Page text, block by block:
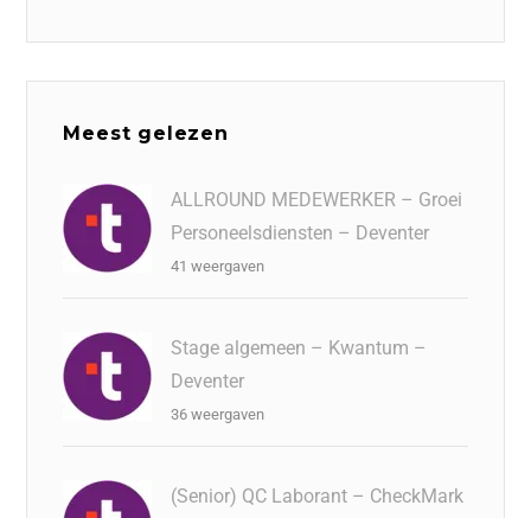
Meest gelezen
ALLROUND MEDEWERKER – Groei
Personeelsdiensten – Deventer
41 weergaven
Stage algemeen – Kwantum –
Deventer
36 weergaven
(Senior) QC Laborant – CheckMark